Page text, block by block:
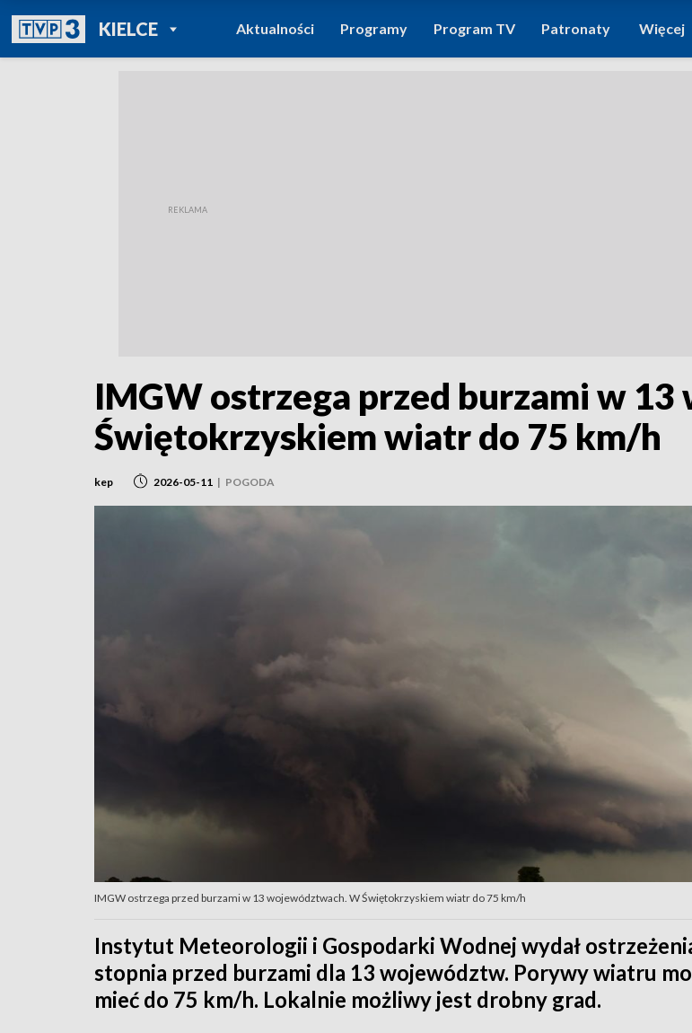
KIELCEPOWRÓT DO
TVP REGIONY
Aktualności Programy Program TV Patronaty Więcej
IMGW ostrzega przed burzami w
Świętokrzyskiem wiatr do 75 km/h
kep 2026-05-11 | POGODA
IMGW ostrzega przed burzami w 13 województwach. W Świętokrzyskiem wiatr do 75 km/h
Instytut Meteorologii i Gospodarki Wodnej wydał
stopnia przed burzami dla 13 województw. Porywy wiatru
mieć do 75 km/h. Lokalnie możliwy jest drobny grad.